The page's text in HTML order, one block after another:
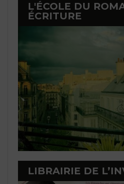
L'ÉCOLE DU
ÉCRITURE
LIBRAIRIE DE